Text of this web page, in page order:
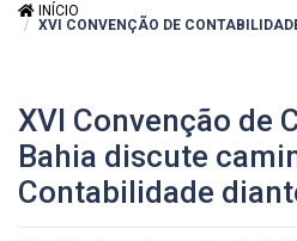
INÍCIO
XVI CONVENÇÃO DE
XVI Convenção de
Bahia discute
Contabilidade